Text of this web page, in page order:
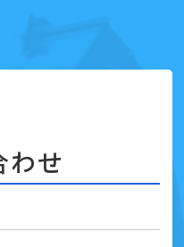
わせ